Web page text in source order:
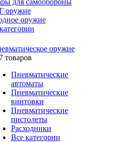
для самообороны
оружие
оружие
оружие
товаров
Пневматические
автоматы
Пневматические
винтовки
Пневматические
пистолеты
Расходники
Все категории